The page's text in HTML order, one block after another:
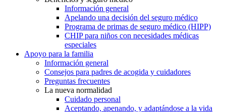
Información general
Apelando una decisión del seguro médico
Programa de primas de seguro médico (HIPP)
CHIP para niños con necesidades médicas
especiales
Apoyo para la familia
Información general
Consejos para padres de acogida y cuidadores
Preguntas frecuentes
La nueva normalidad
Cuidado personal
Aceptando, apenando, y adaptándose a la vida